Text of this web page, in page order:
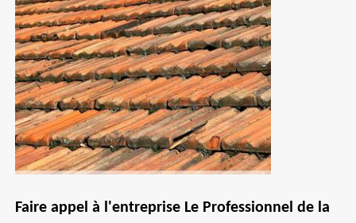
Faire appel à l'entreprise Le Professionnel de la